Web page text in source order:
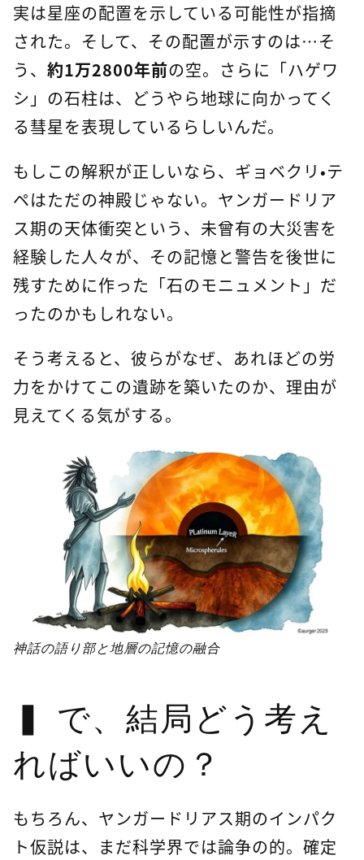
実は星座の配置を示している可能性が指摘
された。そして、その配置が示すのは…そ
う、 約1万2800年前の空。さらに「ハゲワ
シ」の石柱は、どうやら地球に向かってく
る彗星を表現しているらしいんだ。
もしこの解釈が正しいなら、ギョベクリ・テ
ペはただの神殿じゃない。ヤンガードリア
ス期の天体衝突という、未曾有の大災害を
経験した人々が、その記憶と警告を後世に
残すために作った「石のモニュメント」だ
ったのかもしれない。
そう考えると、彼らがなぜ、あれほどの労
力をかけてこの遺跡を築いたのか、理由が
見えてくる気がする。
神話の語り部と地層の記憶の融合
で、結局どう考え
ればいいの？
もちろん、ヤンガードリアス期のインパク
ト仮説は、まだ科学界では論争の的。確定